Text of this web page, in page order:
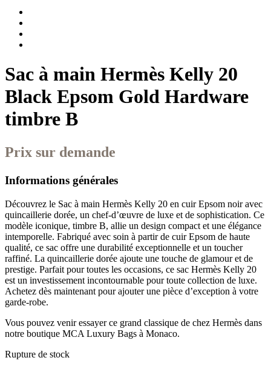
Sac à main Hermès Kelly 20
Black Epsom Gold Hardware
timbre B
Prix sur demande
Informations générales
Découvrez le Sac à main Hermès Kelly 20 en cuir Epsom noir avec
quincaillerie dorée, un chef-d’œuvre de luxe et de sophistication. Ce
modèle iconique, timbre B, allie un design compact et une élégance
intemporelle. Fabriqué avec soin à partir de cuir Epsom de haute
qualité, ce sac offre une durabilité exceptionnelle et un toucher
raffiné. La quincaillerie dorée ajoute une touche de glamour et de
prestige. Parfait pour toutes les occasions, ce sac Hermès Kelly 20
est un investissement incontournable pour toute collection de luxe.
Achetez dès maintenant pour ajouter une pièce d’exception à votre
garde-robe.
Vous pouvez venir essayer ce grand classique de chez Hermès dans
notre boutique MCA Luxury Bags à Monaco.
Rupture de stock